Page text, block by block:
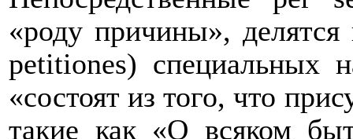
«роду причины»,
petitiones) специальных
«состоят из того, что
такие как «О всяком